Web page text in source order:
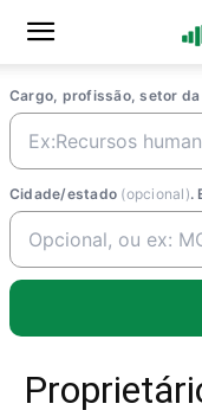
Cargo, profissão, setor da
Cidade/estado (opcional).